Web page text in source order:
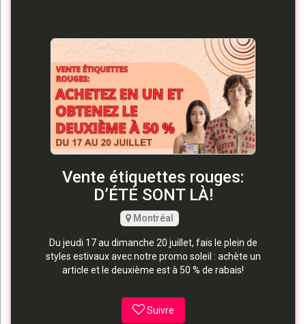
Vente étiquettes rouges:
D’ÉTÉ SONT LÀ!
Montréal
Du jeudi 17 au dimanche 20 juillet, fais le plein de
styles estivaux avec notre promo soleil : achète un
article et le deuxième est à 50 % de rabais!
Suivre